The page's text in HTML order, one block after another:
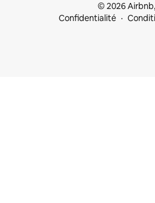
© 2026
Confidentialité